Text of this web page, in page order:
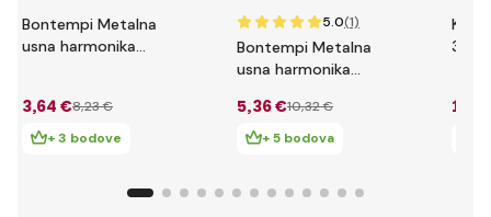
Bontempi Metalna
usna harmonika
3,64 €8,23 €
+ 3 bodove
5.0(1)
Bontempi Metalna
usna harmonika
5,36 €10,32 €
+ 5 bodova
11